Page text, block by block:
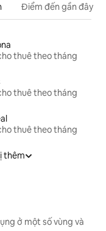
Điểm đến gần đây
thuê theo tháng
thuê theo tháng
thuê theo tháng
thêm
ở một số vùng và